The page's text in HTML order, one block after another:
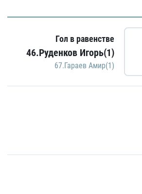
Гол в равенстве
46.Руденков Игорь(1)
67.Гараев Амир(1)